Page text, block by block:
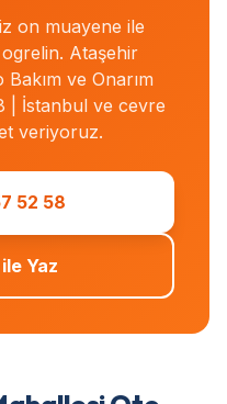
on muayene ile
Ataşehir
ve Onarım
| İstanbul ve cevre
veriyoruz.
52 58
Yaz